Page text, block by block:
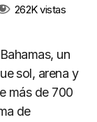
262Kvistas
un
sol, arena y
más de 700
de